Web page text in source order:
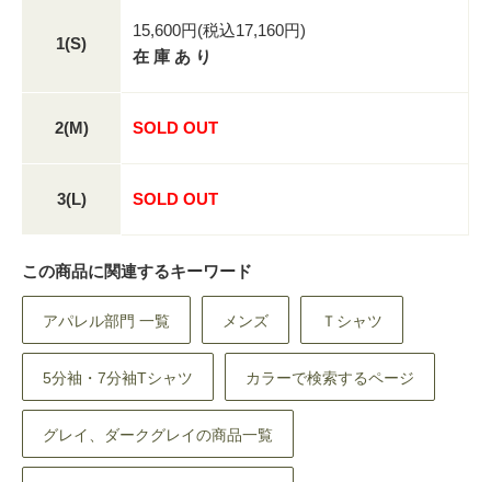
1(S)
15,600円(税込17,160円)
在 庫 あ り
2(M) SOLD OUT
3(L) SOLD OUT
この商品に関連するキーワード
アパレル部門 一覧 メンズ Ｔシャツ
5分袖・7分袖Tシャツ カラーで検索するページ
グレイ、ダークグレイの商品一覧